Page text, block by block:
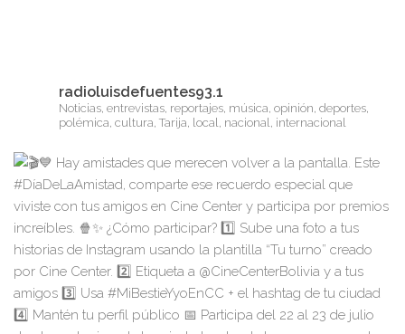
radioluisdefuentes93.1
Noticias, entrevistas, reportajes, música, opinión, deportes,
polémica, cultura, Tarija, local, nacional, internacional